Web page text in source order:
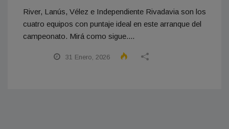
River, Lanús, Vélez e Independiente Rivadavia son los
cuatro equipos con puntaje ideal en este arranque del
campeonato. Mirá como sigue....
31 Enero, 2026